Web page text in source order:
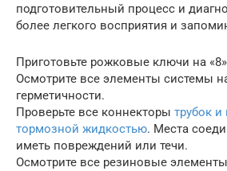
подготовительный процесс и
более легкого восприятия и
Приготовьте рожковые ключи на
Осмотрите все элементы системы
герметичности.
Проверьте все коннекторы трубок
тормозной жидкостью. Места
иметь повреждений или течи.
Осмотрите все резиновые